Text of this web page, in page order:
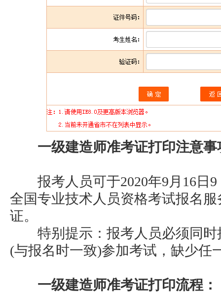
一级建造师准考证打印注意事
报考人员可于2020年9月16日9
全国专业技术人员资格考试报名
证。
特别提示：报考人员必须同时
(与报名时一致)参加考试，缺少任
一级建造师准考证打印流程：